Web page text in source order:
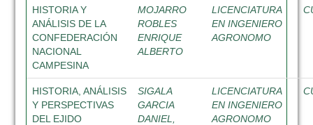
HISTORIA Y
ANÁLISIS DE LA
CONFEDERACIÓN
NACIONAL
CAMPESINA
MOJARRO
ROBLES
ENRIQUE
ALBERTO
LICENCIATURA
EN INGENIERO
AGRONOMO
HISTORIA, ANÁLISIS
Y PERSPECTIVAS
DEL EJIDO
SIGALA
GARCIA
DANIEL,
LICENCIATURA
EN INGENIERO
AGRONOMO